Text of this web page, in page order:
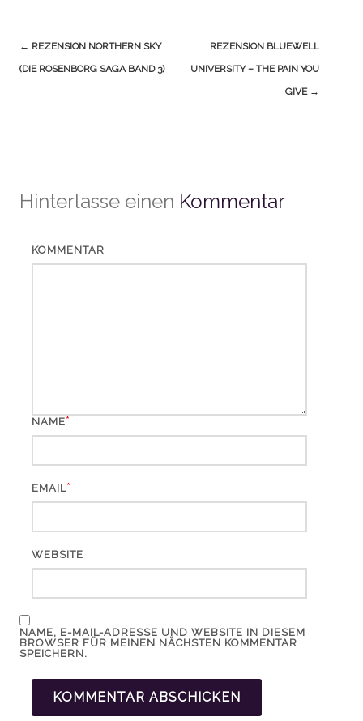
Navigation
(Beiträge)
← REZENSION NORTHERN SKY
(DIE ROSENBORG SAGA BAND 3)
REZENSION BLUEWELL
UNIVERSITY – THE PAIN YOU
GIVE →
Hinterlasse einen Kommentar
KOMMENTAR
NAME*
EMAIL*
WEBSITE
NAME, E-MAIL-ADRESSE UND WEBSITE IN DIESEM
BROWSER FÜR MEINEN NÄCHSTEN KOMMENTAR
SPEICHERN.